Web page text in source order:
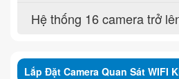
Hệ thống 16 camera trở
Lắp Đặt Camera Quan Sát WIFI